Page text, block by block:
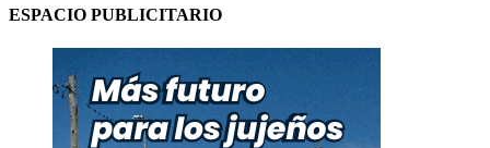
ESPACIO PUBLICITARIO